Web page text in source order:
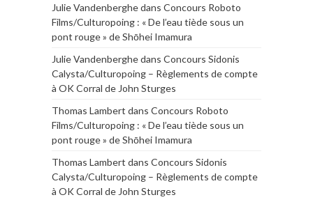
Julie Vandenberghedans Concours Roboto
Films/Culturopoing : « De l’eau tiède sous un
pont rouge » de Shōhei Imamura
Julie Vandenberghedans Concours Sidonis
Calysta/Culturopoing – Règlements de compte
à OK Corral de John Sturges
Thomas Lambert dans Concours Roboto
Films/Culturopoing : « De l’eau tiède sous un
pont rouge » de Shōhei Imamura
Thomas Lambert dans Concours Sidonis
Calysta/Culturopoing – Règlements de compte
à OK Corral de John Sturges